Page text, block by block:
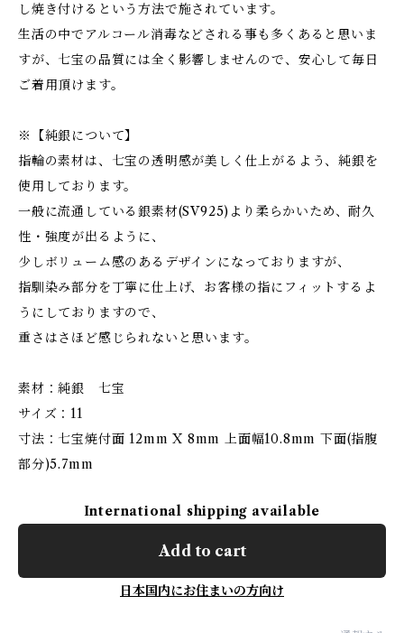
し焼き付けるという方法で施されています。
生活の中でアルコール消毒などされる事も多くあると思いま
すが、七宝の品質には全く影響しませんので、安心して毎日
ご着用頂けます。
※【純銀について】
指輪の素材は、七宝の透明感が美しく仕上がるよう、純銀を
使用しております。
一般に流通している銀素材(SV925)より柔らかいため、耐久
性・強度が出るように、
少しボリューム感のあるデザインになっておりますが、
指馴染み部分を丁寧に仕上げ、お客様の指にフィットするよ
うにしておりますので、
重さはさほど感じられないと思います。
素材：純銀 七宝
サイズ：11
寸法：七宝焼付面 12mm X 8mm 上面幅10.8mm 下面(指腹
部分)5.7mm
International shipping available
Add to cart
日本国内にお住まいの方向け